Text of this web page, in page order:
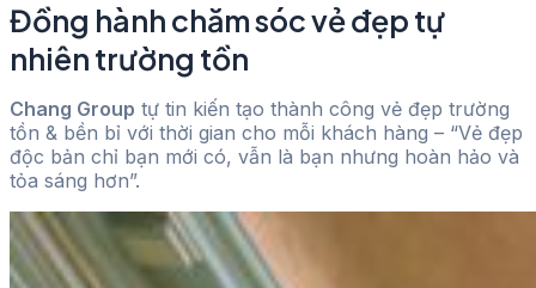
Đồng hành chăm sóc vẻ đẹp tự
nhiên trường tồn
Chang Group tự tin kiến tạo thành công vẻ đẹp trường
tồn & bền bỉ với thời gian cho mỗi khách hàng – “Vẻ đẹp
độc bản chỉ bạn mới có, vẫn là bạn nhưng hoàn hảo và
tỏa sáng hơn”.